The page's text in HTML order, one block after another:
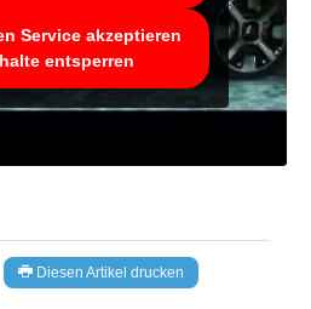
Diesen Artikel drucken
Service akzeptieren
entsperren